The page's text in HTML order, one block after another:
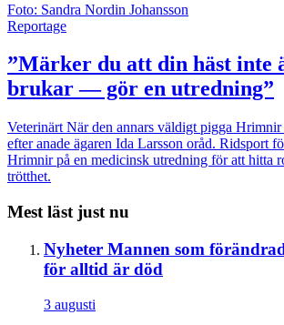
Foto: Sandra Nordin Johansson
Reportage
”Märker du att din häst inte
brukar — gör en utredning”
Veterinärt När den annars väldigt pigga
efter anade ägaren Ida Larsson oråd. Ridsport
Hrimnir på en medicinsk utredning för att hitta
trötthet.
Mest läst just nu
Nyheter Mannen som
för alltid är död
3 augusti